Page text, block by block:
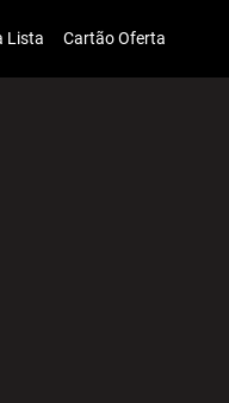
Lista Cartão Oferta